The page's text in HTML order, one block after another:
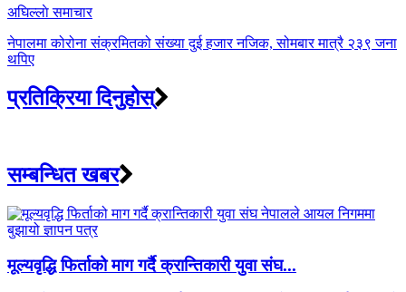
अघिल्लाे समाचार
नेपालमा कोरोना संक्रमितको संख्या दुई हजार नजिक, सोमबार मात्रै २३९ जना
थपिए
प्रतिक्रिया दिनुहोस्
सम्बन्धित खबर
मूल्यवृद्धि फिर्ताको माग गर्दै क्रान्तिकारी युवा संघ...